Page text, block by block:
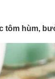
tôm hùm,